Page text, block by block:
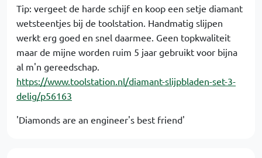
Tip: vergeet de harde schijf en koop een setje diamant
wetsteentjes bij de toolstation. Handmatig slijpen
werkt erg goed en snel daarmee. Geen topkwaliteit
maar de mijne worden ruim 5 jaar gebruikt voor bijna
al m'n gereedschap.
https://www.toolstation.nl/diamant-slijpbladen-set-3-
delig/p56163
'Diamonds are an engineer's best friend'